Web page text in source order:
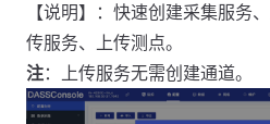
【说明】：快速创建采集服务
传服务、上传测点。
注：上传服务无需创建通道。